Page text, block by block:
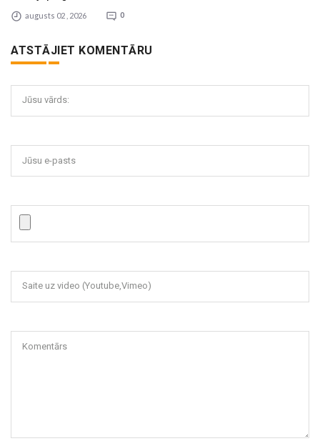
augusts 02 , 2026 0
ATSTĀJIET KOMENTĀRU
Jūsu vārds:
Jūsu e-pasts
Saite uz video (Youtube,Vimeo)
Komentārs